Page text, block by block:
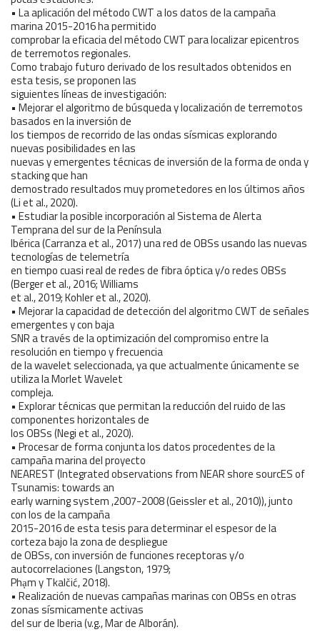
• La aplicación del método CWT a los datos de la campaña
marina 2015-2016 ha permitido
comprobar la eficacia del método CWT para localizar epicentros
de terremotos regionales.
Como trabajo futuro derivado de los resultados obtenidos en
esta tesis, se proponen las
siguientes líneas de investigación:
• Mejorar el algoritmo de búsqueda y localización de terremotos
basados en la inversión de
los tiempos de recorrido de las ondas sísmicas explorando
nuevas posibilidades en las
nuevas y emergentes técnicas de inversión de la forma de onda y
stacking que han
demostrado resultados muy prometedores en los últimos años
(Li et al., 2020).
• Estudiar la posible incorporación al Sistema de Alerta
Temprana del sur de la Península
Ibérica (Carranza et al., 2017) una red de OBSs usando las nuevas
tecnologías de telemetría
en tiempo cuasi real de redes de fibra óptica y/o redes OBSs
(Berger et al., 2016; Williams
et al., 2019; Kohler et al., 2020).
• Mejorar la capacidad de detección del algoritmo CWT de señales
emergentes y con baja
SNR a través de la optimización del compromiso entre la
resolución en tiempo y frecuencia
de la wavelet seleccionada, ya que actualmente únicamente se
utiliza la Morlet Wavelet
compleja.
• Explorar técnicas que permitan la reducción del ruido de las
componentes horizontales de
los OBSs (Negi et al., 2020).
• Procesar de forma conjunta los datos procedentes de la
campaña marina del proyecto
NEAREST (Integrated observations from NEAR shore sourcES of
Tsunamis: towards an
early warning system ,2007-2008 (Geissler et al., 2010)), junto
con los de la campaña
2015-2016 de esta tesis para determinar el espesor de la
corteza bajo la zona de despliegue
de OBSs, con inversión de funciones receptoras y/o
autocorrelaciones (Langston, 1979;
Phạm y Tkalčić, 2018).
• Realización de nuevas campañas marinas con OBSs en otras
zonas sísmicamente activas
del sur de Iberia (v.g., Mar de Alborán).